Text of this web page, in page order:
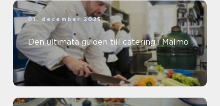
01. december 2025
Den ultimata guiden till catering i Malmö